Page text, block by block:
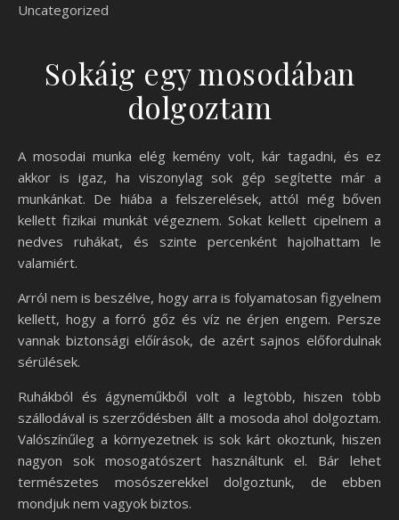
Uncategorized
Sokáig egy mosodában
dolgoztam
A mosodai munka elég kemény volt, kár tagadni, és ez
akkor is igaz, ha viszonylag sok gép segítette már a
munkánkat. De hiába a felszerelések, attól még bőven
kellett fizikai munkát végeznem. Sokat kellett cipelnem a
nedves ruhákat, és szinte percenként hajolhattam le
valamiért.
Arról nem is beszélve, hogy arra is folyamatosan figyelnem
kellett, hogy a forró gőz és víz ne érjen engem. Persze
vannak biztonsági előírások, de azért sajnos előfordulnak
sérülések.
Ruhákból és ágyneműkből volt a legtöbb, hiszen több
szállodával is szerződésben állt a mosoda ahol dolgoztam.
Valószínűleg a környezetnek is sok kárt okoztunk, hiszen
nagyon sok mosogatószert használtunk el. Bár lehet
természetes mosószerekkel dolgoztunk, de ebben
mondjuk nem vagyok biztos.